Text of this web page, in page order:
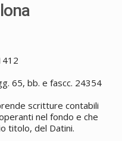
65, bb. e fascc. 24354
scritture contabili
nel fondo e che
titolo, del Datini.